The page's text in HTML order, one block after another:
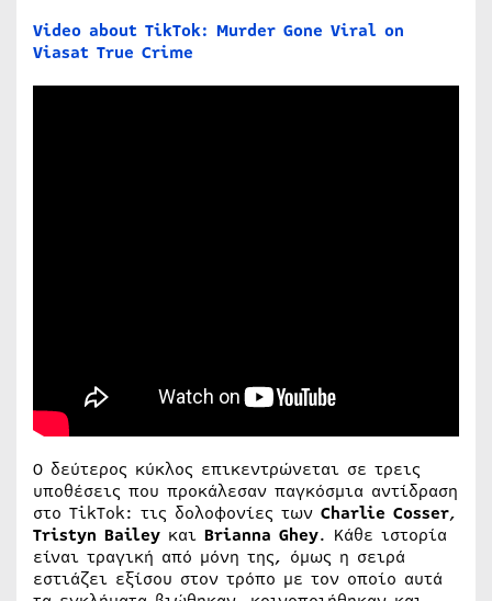
Video about TikTok: Murder Gone Viral on
Viasat True Crime
Ο δεύτερος κύκλος επικεντρώνεται σε τρεις
υποθέσεις που προκάλεσαν παγκόσμια αντίδραση
στο TikTok: τις δολοφονίες των Charlie Cosser,
Tristyn Bailey και Brianna Ghey. Κάθε ιστορία
είναι τραγική από μόνη της, όμως η σειρά
εστιάζει εξίσου στον τρόπο με τον οποίο αυτά